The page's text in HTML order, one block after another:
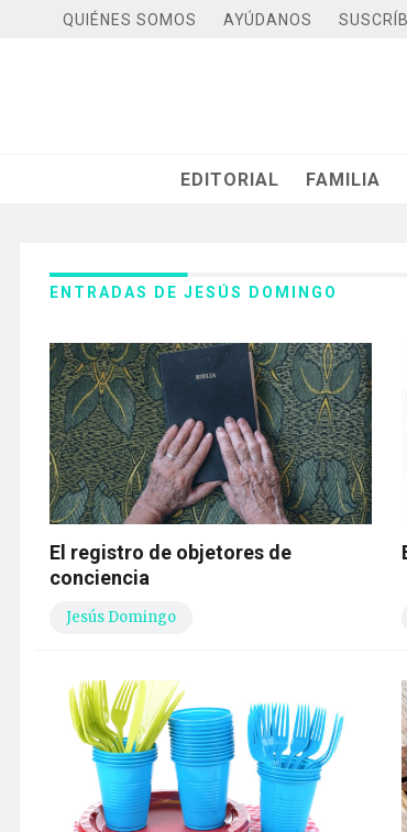
QUIÉNES SOMOS AYÚDANOS
EDITORIAL FAMILIA
ENTRADAS DE JESÚS DOMINGO
El registro de objetores de
conciencia
Jesús Domingo